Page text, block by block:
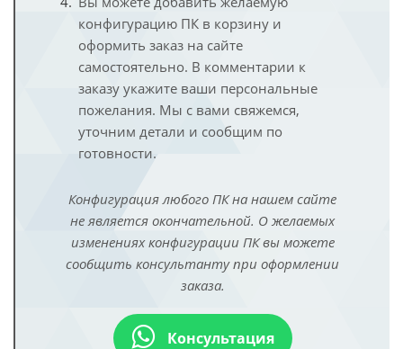
конфигурацию ПК в корзину и
оформить заказ на сайте
самостоятельно. В комментарии к
заказу укажите ваши персональные
пожелания. Мы с вами свяжемся,
уточним детали и сообщим по
готовности.
Конфигурация любого ПК на нашем сайте
не является окончательной. О желаемых
изменениях конфигурации ПК вы можете
сообщить консультанту при оформлении
заказа.
Консультация